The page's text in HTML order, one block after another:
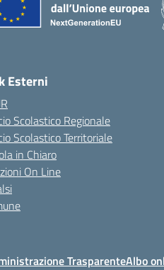
Esterni
Scolastico Regionale
Scolastico Territoriale
in Chiaro
On Line
TrasparenteAlbo